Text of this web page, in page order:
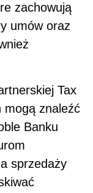
zachowują
umów oraz
Tax
mogą znaleźć
Banku
sprzedaży